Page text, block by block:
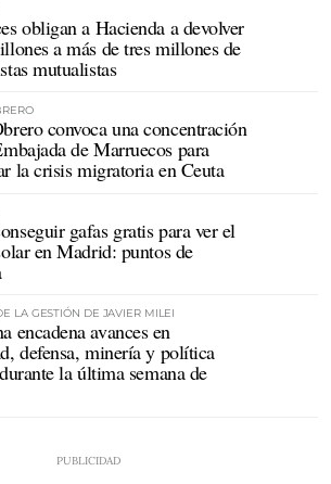
obligan a Hacienda a devolver
a más de tres millones de
mutualistas
convoca una concentración
de Marruecos para
la crisis migratoria en Ceuta
gafas gratis para ver el
en Madrid: puntos de
LA GESTIÓN DE JAVIER MILEI
encadena avances en
defensa, minería y política
la última semana de